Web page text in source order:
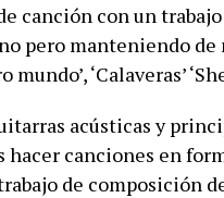
canción con un
pero manteniendo de
‘Calaveras’
acústicas y
hacer canciones en
de composición